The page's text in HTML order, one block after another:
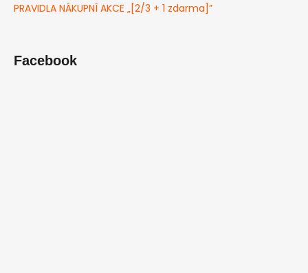
PRAVIDLA NÁKUPNÍ AKCE „[2/3 + 1 zdarma]”
Facebook